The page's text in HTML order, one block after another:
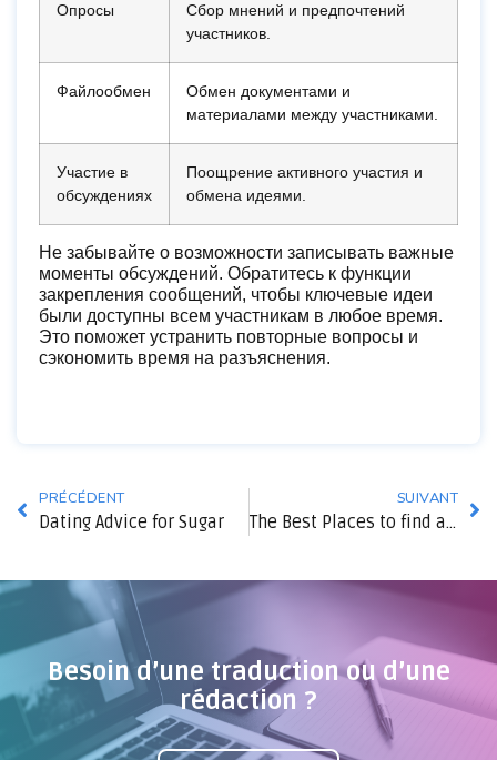
Опросы
Сбор мнений и предпочтений
участников.
Файлообмен
Обмен документами и
материалами между участниками.
Участие в
обсуждениях
Поощрение активного участия и
обмена идеями.
Не забывайте о возможности записывать важные
моменты обсуждений. Обратитесь к функции
закрепления сообщений, чтобы ключевые идеи
были доступны всем участникам в любое время.
Это поможет устранить повторные вопросы и
сэкономить время на разъяснения.
PRÉCÉDENT
Dating Advice for Sugar
SUIVANT
The Best Places to find a Spouse
Besoin d’une traduction ou d’une
rédaction ?